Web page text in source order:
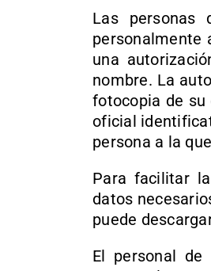
Las personas
personalmente
una
nombre. La
fotocopia de su
oficial
persona a la
Para facilitar
datos
puede
El personal de